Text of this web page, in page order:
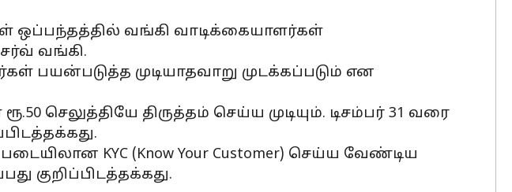
ஒப்பந்தத்தில் வங்கி வாடிக்கையாளர்கள்
வங்கி.
பயன்படுத்த முடியாதவாறு முடக்கப்படும் என
செலுத்தியே திருத்தம் செய்ய முடியும். டிசம்பர் 31 வரை
KYC (Know Your Customer) செய்ய வேண்டிய
குறிப்பிடத்தக்கது.